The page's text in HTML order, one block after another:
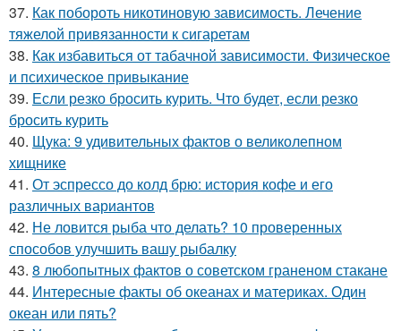
37. Как побороть никотиновую зависимость. Лечение
тяжелой привязанности к сигаретам
38. Как избавиться от табачной зависимости. Физическое
и психическое привыкание
39. Если резко бросить курить. Что будет, если резко
бросить курить
40. Щука: 9 удивительных фактов о великолепном
хищнике
41. От эспрессо до колд брю: история кофе и его
различных вариантов
42. Не ловится рыба что делать? 10 проверенных
способов улучшить вашу рыбалку
43. 8 любопытных фактов о советском граненом стакане
44. Интересные факты об океанах и материках. Один
океан или пять?